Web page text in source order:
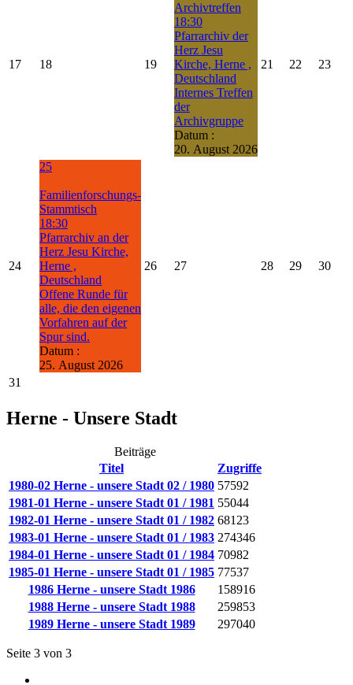
17 18 19
Archivtreffen
18:30
Pfarrarchiv der
Herz Jesu
Kirche, Herne ,
Deutschland
Internes Treffen
der
Archivgruppe
Datum :
20. August 2026
21 22 23
24
25
Familienforschungs-
Stammtisch
18:30
Pfarrarchiv an der
Herz Jesu Kirche,
Herne ,
Deutschland
Offene Runde für
alle, die den eigenen
Vorfahren auf der
Spur sind.
Datum :
25. August 2026
26 27 28 29 30
31
Herne - Unsere Stadt
Beiträge
Titel
Zugriffe
1980-02 Herne - unsere Stadt 02 / 1980 57592
1981-01 Herne - unsere Stadt 01 / 1981 55044
1982-01 Herne - unsere Stadt 01 / 1982 68123
1983-01 Herne - unsere Stadt 01 / 1983 274346
1984-01 Herne - unsere Stadt 01 / 1984 70982
1985-01 Herne - unsere Stadt 01 / 1985 77537
1986 Herne - unsere Stadt 1986
158916
1988 Herne - unsere Stadt 1988
259853
1989 Herne - unsere Stadt 1989
297040
Seite 3 von 3